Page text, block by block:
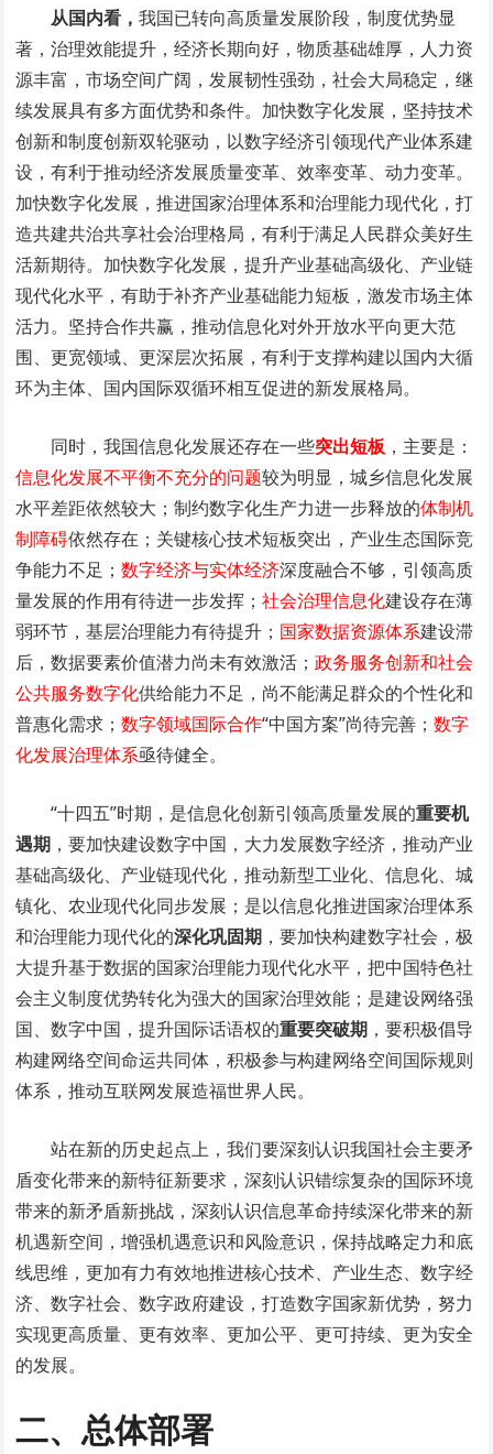
从国内看，我国已转向高质量发展阶段，制度优势显
著，治理效能提升，经济长期向好，物质基础雄厚，人力资
源丰富，市场空间广阔，发展韧性强劲，社会大局稳定，继
续发展具有多方面优势和条件。加快数字化发展，坚持技术
创新和制度创新双轮驱动，以数字经济引领现代产业体系建
设，有利于推动经济发展质量变革、效率变革、动力变革。
加快数字化发展，推进国家治理体系和治理能力现代化，打
造共建共治共享社会治理格局，有利于满足人民群众美好生
活新期待。加快数字化发展，提升产业基础高级化、产业链
现代化水平，有助于补齐产业基础能力短板，激发市场主体
活力。坚持合作共赢，推动信息化对外开放水平向更大范
围、更宽领域、更深层次拓展，有利于支撑构建以国内大循
环为主体、国内国际双循环相互促进的新发展格局。
同时，我国信息化发展还存在一些突出短板 ，主要是：
信息化发展不平衡不充分的问题较为明显，城乡信息化发展
水平差距依然较大；制约数字化生产力进一步释放的体制机
制障碍依然存在；关键核心技术短板突出，产业生态国际竞
争能力不足；数字经济与实体经济深度融合不够，引领高质
量发展的作用有待进一步发挥；社会治理信息化建设存在薄
弱环节，基层治理能力有待提升； 国家数据资源体系建设滞
后，数据要素价值潜力尚未有效激活；政务服务创新和社会
公共服务数字化供给能力不足，尚不能满足群众的个性化和
普惠化需求；数字领域国际合作“中国方案”尚待完善；数字
化发展治理体系亟待健全。
“十四五”时期，是信息化创新引领高质量发展的重要机
遇期 ，要加快建设数字中国，大力发展数字经济，推动产业
基础高级化、产业链现代化，推动新型工业化、信息化、城
镇化、农业现代化同步发展；是以信息化推进国家治理体系
和治理能力现代化的深化巩固期 ，要加快构建数字社会，极
大提升基于数据的国家治理能力现代化水平，把中国特色社
会主义制度优势转化为强大的国家治理效能；是建设网络强
国、数字中国，提升国际话语权的重要突破期 ，要积极倡导
构建网络空间命运共同体，积极参与构建网络空间国际规则
体系，推动互联网发展造福世界人民。
站在新的历史起点上，我们要深刻认识我国社会主要矛
盾变化带来的新特征新要求，深刻认识错综复杂的国际环境
带来的新矛盾新挑战，深刻认识信息革命持续深化带来的新
机遇新空间，增强机遇意识和风险意识，保持战略定力和底
线思维，更加有力有效地推进核心技术、产业生态、数字经
济、数字社会、数字政府建设，打造数字国家新优势，努力
实现更高质量、更有效率、更加公平、更可持续、更为安全
的发展。
二、总体部署